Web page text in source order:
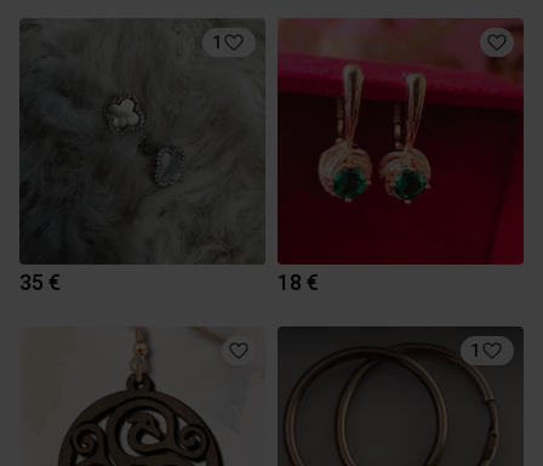
1
35 € 18 €
1